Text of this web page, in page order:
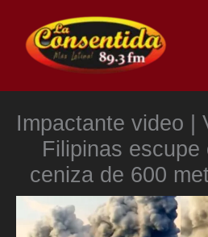
contenido
Impactante video |
Filipinas escupe
ceniza de 600